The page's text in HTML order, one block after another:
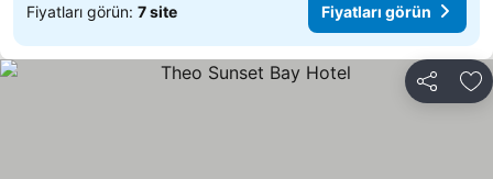
Fiyatları görün: 7 site Fiyatları görün
Paylaş